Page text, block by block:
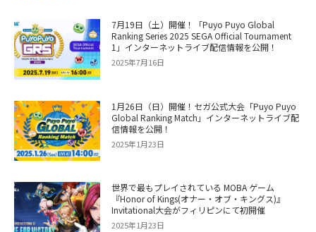
7月19日（土）開催！「Puyo Puyo Global
Ranking Series 2025 SEGA Official Tournament
1」インターネットライブ配信情報を公開！
2025年7月16日
1月26日（日）開催！セガ公式大会「Puyo Puyo
Global Ranking Match」インターネットライブ配
信情報を公開！
2025年1月23日
世界で最もプレイされている MOBA ゲーム
『Honor of Kings(オナー・オブ・キングス)』
Invitational大会がフィリピンにて初開催
2025年1月23日